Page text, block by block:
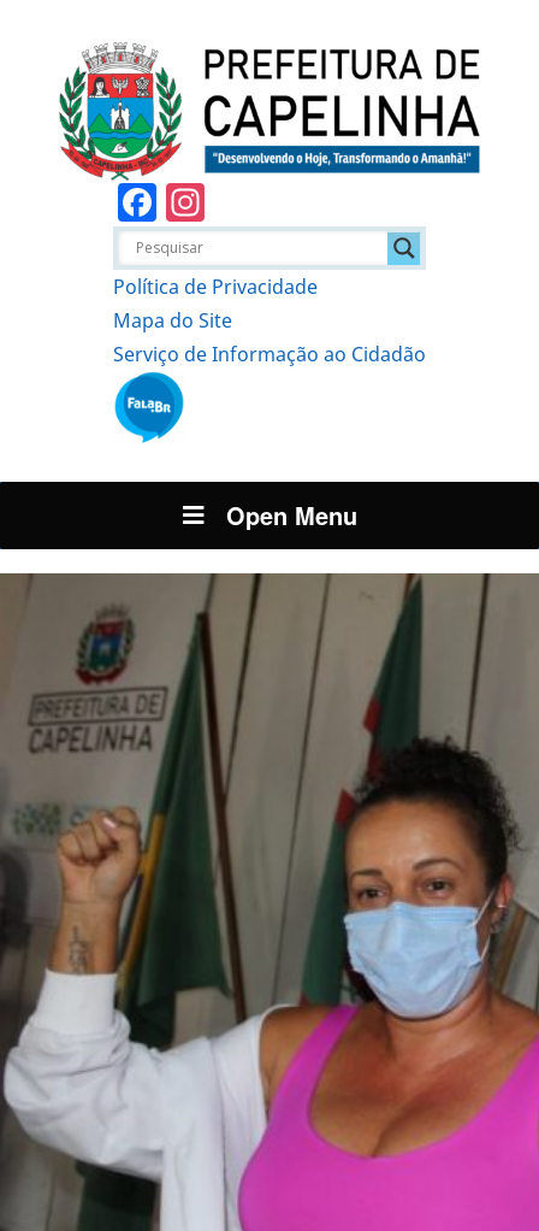
Facebook
Política de Privacidade
Mapa do Site
Serviço de Informação ao Cidadão
Open Menu